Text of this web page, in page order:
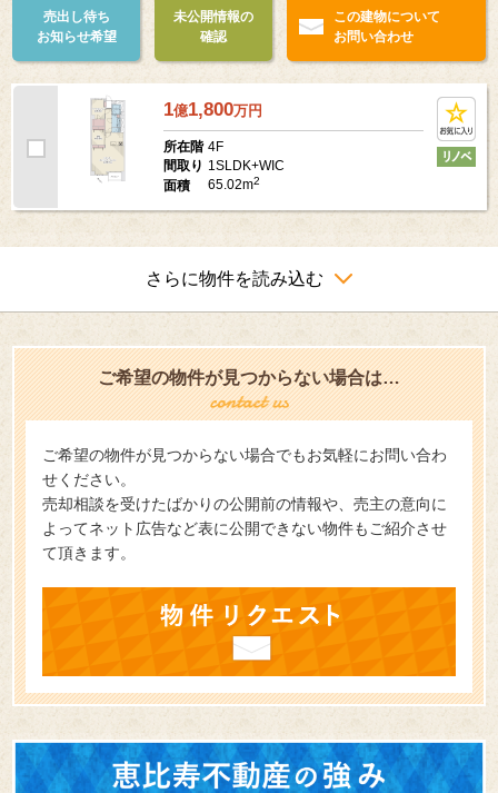
売出し待ち
お知らせ希望
未公開情報の
確認
この建物について
お問い合わせ
1億1,800万円
所在階 4F
間取り 1SLDK+WIC
面積
65.02m2
さらに物件を読み込む
ご希望の物件が見つからない場合は…
ご希望の物件が見つからない場合でもお気軽にお問い合わ
せください。
売却相談を受けたばかりの公開前の情報や、売主の意向に
よってネット広告など表に公開できない物件もご紹介させ
て頂きます。